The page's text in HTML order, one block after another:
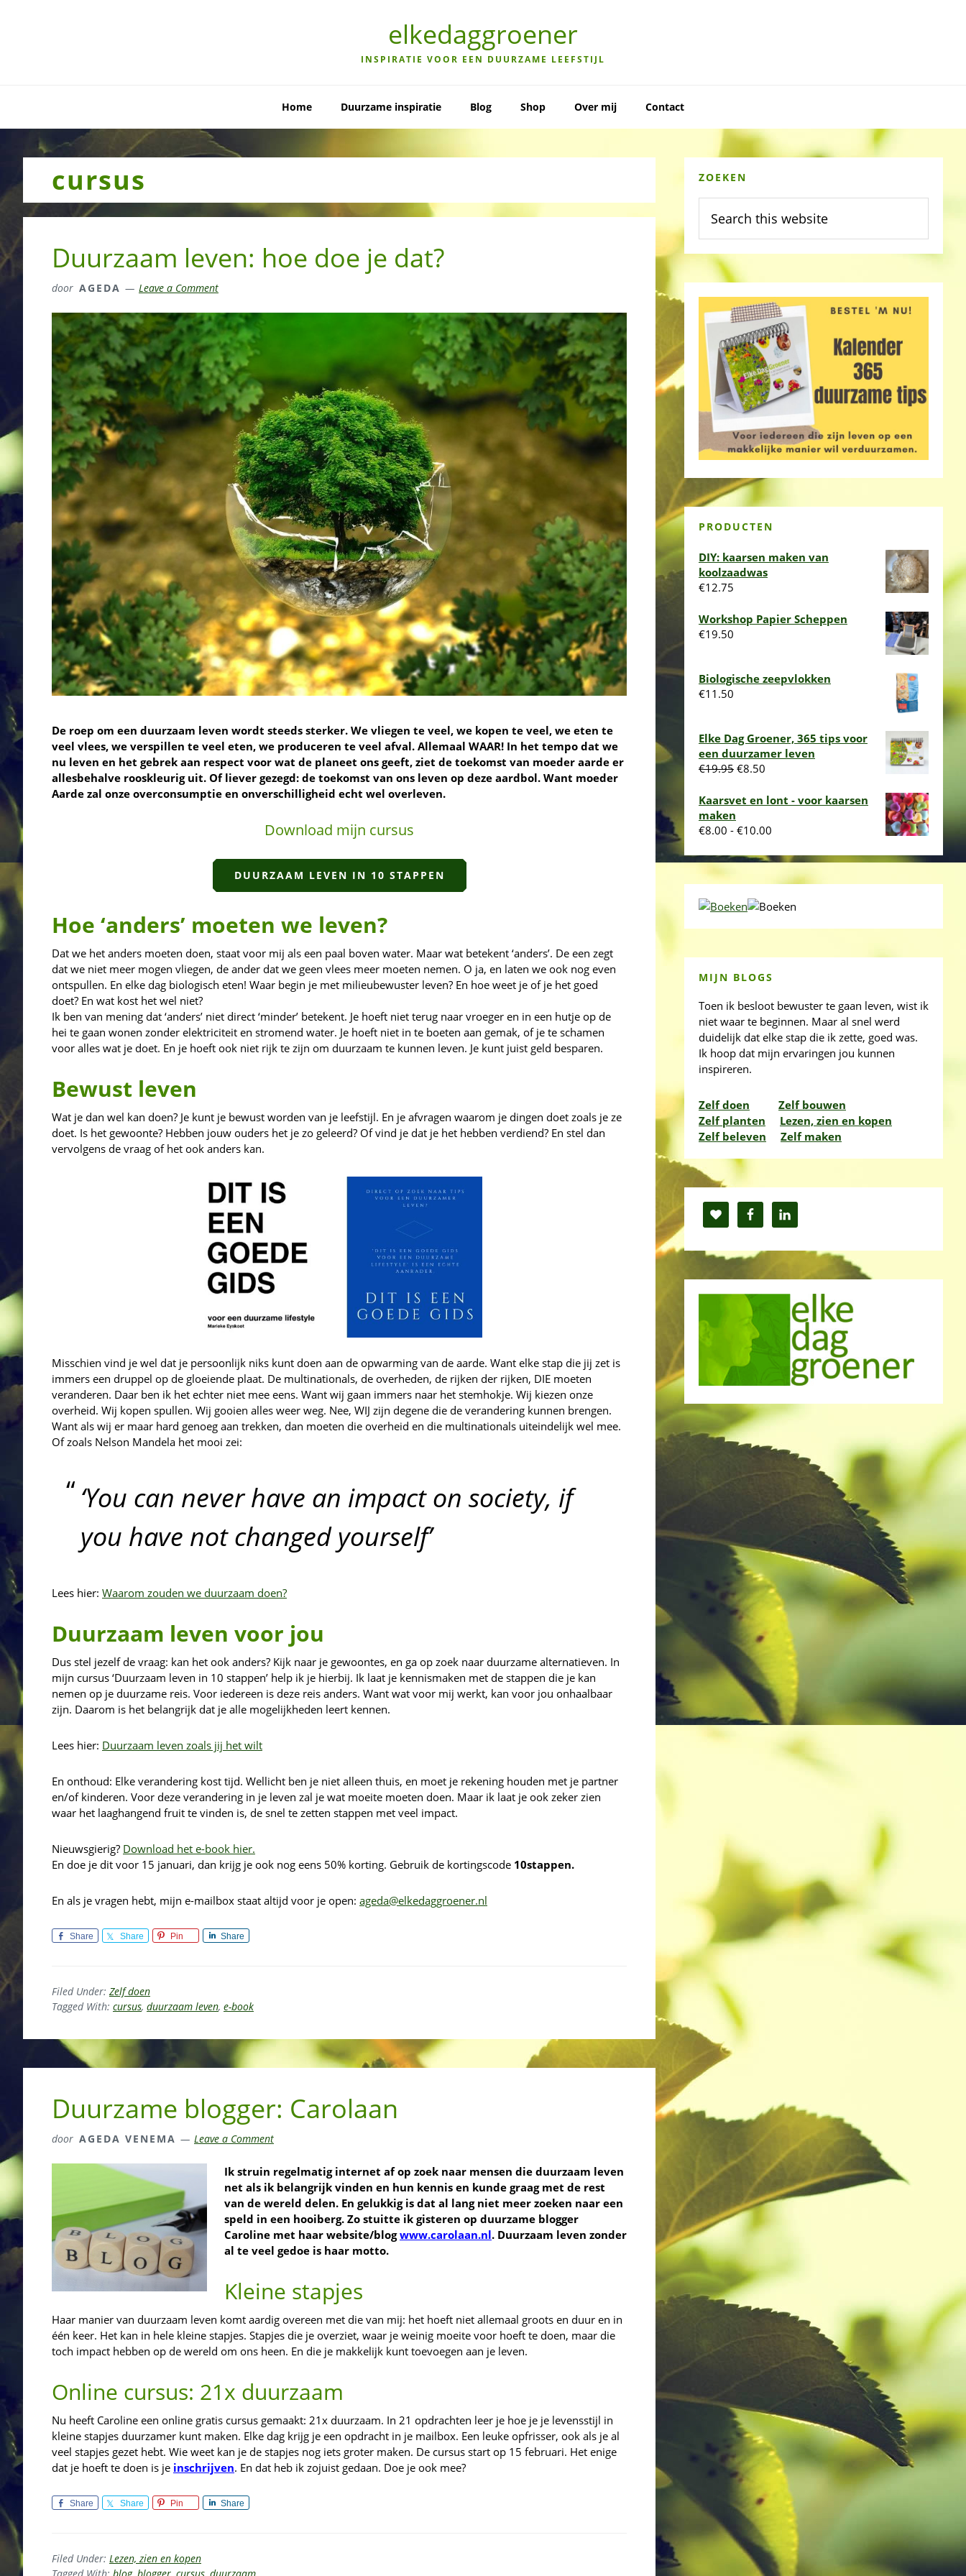
elkedaggroener
INSPIRATIE VOOR EEN DUURZAME LEEFSTIJL
Home Duurzame inspiratie Blog Shop Over mij Contact
cursus
Duurzaam leven: hoe doe je dat?
door AGEDA Leave a Comment
De roep om een duurzaam leven wordt steeds sterker. We vliegen te veel, we kopen te veel, we eten te
veel vlees, we verspillen te veel eten, we produceren te veel afval. Allemaal WAAR! In het tempo dat we
nu leven en het gebrek aan respect voor wat de planeet ons geeft, ziet de toekomst van moeder aarde er
allesbehalve rooskleurig uit. Of liever gezegd: de toekomst van ons leven op deze aardbol. Want moeder
Aarde zal onze overconsumptie en onverschilligheid echt wel overleven.
Download mijn cursus
DUURZAAM LEVEN IN 10 STAPPEN
Hoe ‘anders’ moeten we leven?
Dat we het anders moeten doen, staat voor mij als een paal boven water. Maar wat betekent ‘anders’. De een zegt
dat we niet meer mogen vliegen, de ander dat we geen vlees meer moeten nemen. O ja, en laten we ook nog even
ontspullen. En elke dag biologisch eten! Waar begin je met milieubewuster leven? En hoe weet je of je het goed
doet? En wat kost het wel niet?
Ik ben van mening dat ‘anders’ niet direct ‘minder’ betekent. Je hoeft niet terug naar vroeger en in een hutje op de
hei te gaan wonen zonder elektriciteit en stromend water. Je hoeft niet in te boeten aan gemak, of je te schamen
voor alles wat je doet. En je hoeft ook niet rijk te zijn om duurzaam te kunnen leven. Je kunt juist geld besparen.
Bewust leven
Wat je dan wel kan doen? Je kunt je bewust worden van je leefstijl. En je afvragen waarom je dingen doet zoals je ze
doet. Is het gewoonte? Hebben jouw ouders het je zo geleerd? Of vind je dat je het hebben verdiend? En stel dan
vervolgens de vraag of het ook anders kan.
Misschien vind je wel dat je persoonlijk niks kunt doen aan de opwarming van de aarde. Want elke stap die jij zet is
immers een druppel op de gloeiende plaat. De multinationals, de overheden, de rijken der rijken, DIE moeten
veranderen. Daar ben ik het echter niet mee eens. Want wij gaan immers naar het stemhokje. Wij kiezen onze
overheid. Wij kopen spullen. Wij gooien alles weer weg. Nee, WIJ zijn degene die de verandering kunnen brengen.
Want als wij er maar hard genoeg aan trekken, dan moeten die overheid en die multinationals uiteindelijk wel mee.
Of zoals Nelson Mandela het mooi zei:
‘You can never have an impact on society, if
you have not changed yourself’
Lees hier: Waarom zouden we duurzaam doen?
Duurzaam leven voor jou
Dus stel jezelf de vraag: kan het ook anders? Kijk naar je gewoontes, en ga op zoek naar duurzame alternatieven. In
mijn cursus ‘Duurzaam leven in 10 stappen’ help ik je hierbij. Ik laat je kennismaken met de stappen die je kan
nemen op je duurzame reis. Voor iedereen is deze reis anders. Want wat voor mij werkt, kan voor jou onhaalbaar
zijn. Daarom is het belangrijk dat je alle mogelijkheden leert kennen.
Lees hier: Duurzaam leven zoals jij het wilt
En onthoud: Elke verandering kost tijd. Wellicht ben je niet alleen thuis, en moet je rekening houden met je partner
en/of kinderen. Voor deze verandering in je leven zal je wat moeite moeten doen. Maar ik laat je ook zeker zien
waar het laaghangend fruit te vinden is, de snel te zetten stappen met veel impact.
Nieuwsgierig? Download het e-book hier.
En doe je dit voor 15 januari, dan krijg je ook nog eens 50% korting. Gebruik de kortingscode 10stappen.
En als je vragen hebt, mijn e-mailbox staat altijd voor je open: ageda@elkedaggroener.nl
Share Share Pin Share
Filed Under: Zelf doen
Tagged With: cursus, duurzaam leven, e-book
Duurzame blogger: Carolaan
door AGEDA VENEMA Leave a Comment
Ik struin regelmatig internet af op zoek naar mensen die duurzaam leven
net als ik belangrijk vinden en hun kennis en kunde graag met de rest
van de wereld delen. En gelukkig is dat al lang niet meer zoeken naar een
speld in een hooiberg. Zo stuitte ik gisteren op duurzame blogger
Caroline met haar website/blogwww.carolaan.nl. Duurzaam leven zonder
al te veel gedoe is haar motto.
Kleine stapjes
Haar manier van duurzaam leven komt aardig overeen met die van mij: het hoeft niet allemaal groots en duur en in
één keer. Het kan in hele kleine stapjes. Stapjes die je overziet, waar je weinig moeite voor hoeft te doen, maar die
toch impact hebben op de wereld om ons heen. En die je makkelijk kunt toevoegen aan je leven.
Online cursus: 21x duurzaam
Nu heeft Caroline een online gratis cursus gemaakt: 21x duurzaam. In 21 opdrachten leer je hoe je je levensstijl in
kleine stapjes duurzamer kunt maken. Elke dag krijg je een opdracht in je mailbox. Een leuke opfrisser, ook als je al
veel stapjes gezet hebt. Wie weet kan je de stapjes nog iets groter maken. De cursus start op 15 februari. Het enige
dat je hoeft te doen is je inschrijven. En dat heb ik zojuist gedaan. Doe je ook mee?
Share Share Pin Share
Filed Under: Lezen, zien en kopen
Tagged With: blog, blogger cursus duurzaam
Primary
Sidebar
ZOEKEN
this
website
PRODUCTEN
DIY: kaarsen maken van
koolzaadwas
€12.75
Workshop Papier Scheppen
€19.50
Biologische zeepvlokken
€11.50
Elke Dag Groener, 365 tips voor
een duurzamer leven
€19.95 Oorspronkelijke
was:
€8.50
is:
Kaarsvet en lont - voor kaarsen
maken
€8.00 - €10.00
tot
€10.00
MIJN BLOGS
Toen ik besloot bewuster te gaan leven, wist ik
niet waar te beginnen. Maar al snel werd
duidelijk dat elke stap die ik zette, goed was.
Ik hoop dat mijn ervaringen jou kunnen
inspireren.
Zelf doen
Zelf bouwen
Zelf planten
Lezen, zien en kopen
Zelf beleven
Zelf maken